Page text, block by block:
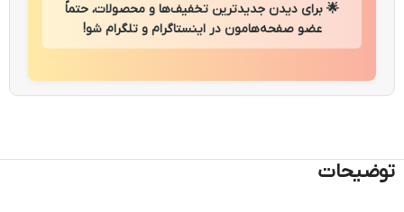
🌟 برای دیدن جدیدترین تخفیف‌ها و محصولات، حتماً
عضو صفحه‌هامون در اینستاگرام و تلگرام شو!
توضیحات